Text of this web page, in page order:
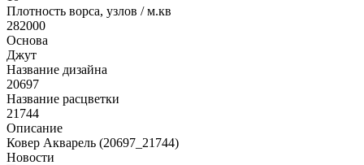
Плотность ворса, узлов / м.кв
282000
Основа
Джут
Название дизайна
20697
Название расцветки
21744
Описание
Ковер Акварель (20697_21744)
Новости